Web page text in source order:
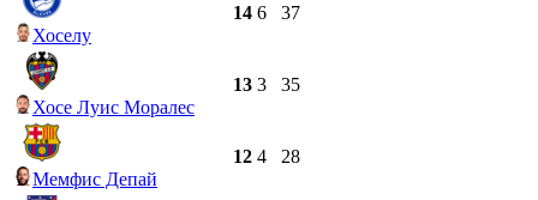
Хоселу
14 6 37
Хосе Луис Моралес
13 3 35
Мемфис Депай
12 4 28